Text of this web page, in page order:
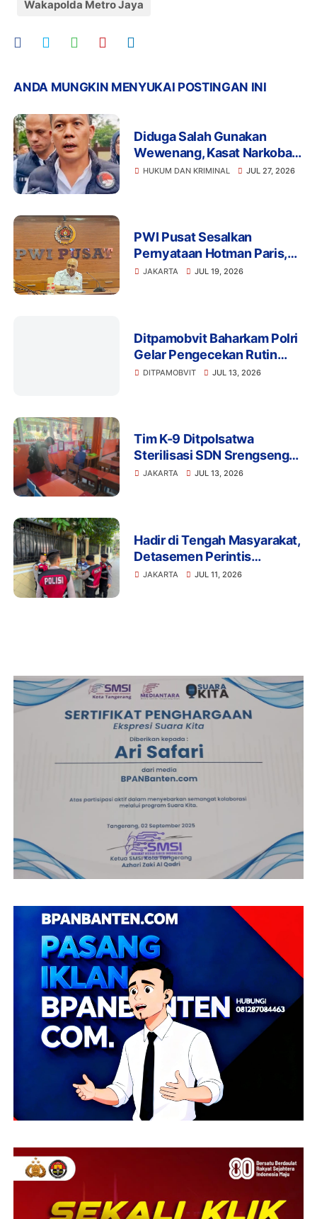
Wakapolda Metro Jaya
ANDA MUNGKIN MENYUKAI POSTINGAN INI
Diduga Salah Gunakan
Wewenang, Kasat Narkoba
Polres Tangsel dan 6
HUKUM DAN KRIMINAL JUL 27, 2026
PWI Pusat Sesalkan
Pernyataan Hotman Paris,
Minta Hormati Martabat
JAKARTA JUL 19, 2026
Ditpamobvit Baharkam Polri
Gelar Pengecekan Rutin
Kendaraan Dinas dan
DITPAMOBVIT JUL 13, 2026
Tim K-9 Ditpolsatwa
Sterilisasi SDN Srengseng
Sawah 15 Jaksel Usai
JAKARTA JUL 13, 2026
Hadir di Tengah Masyarakat,
Detasemen Perintis
Korsabhara Polri Gelar
JAKARTA JUL 11, 2026